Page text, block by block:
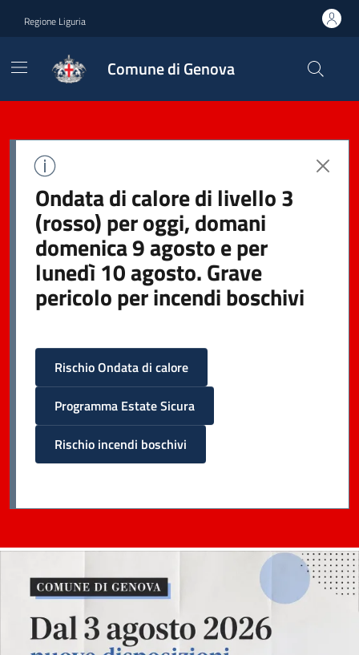
Regione Liguria
Comune di Genova
Ondata di calore di livello 3
(rosso) per oggi, domani
domenica 9 agosto e per
lunedì 10 agosto. Grave
pericolo per incendi boschivi
Rischio Ondata di calore
Programma Estate Sicura
Rischio incendi boschivi